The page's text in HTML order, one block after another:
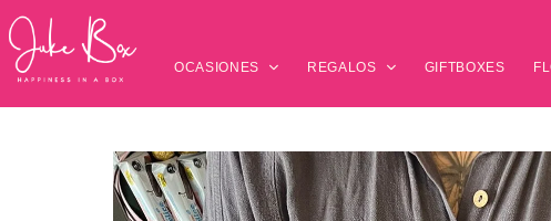
OCASIONES REGALOS GIFTBOXES
Presiona enter